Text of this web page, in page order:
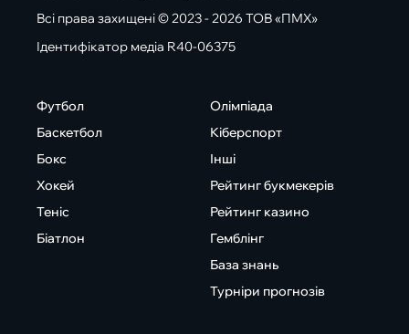
Всі права захищені © 2023 - 2026 ТОВ «ПМХ»
Ідентифікатор медіа R40-06375
Футбол
Баскетбол
Бокс
Хокей
Теніс
Біатлон
Олімпіада
Кіберспорт
Інші
Рейтинг букмекерів
Рейтинг казино
Гемблінг
База знань
Турніри прогнозів